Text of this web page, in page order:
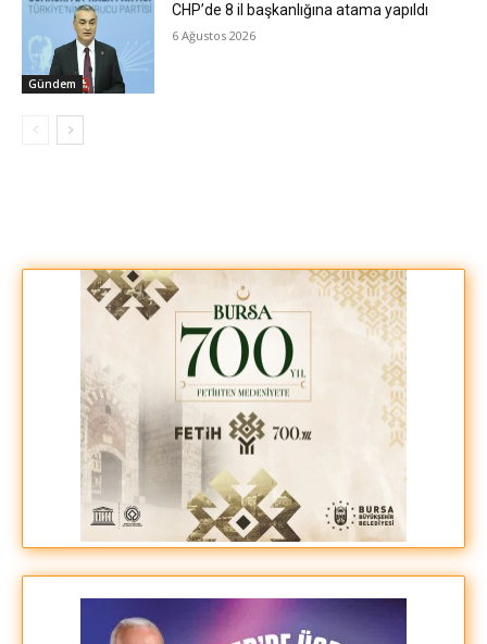
Gündem
CHP’de 8 il başkanlığına atama yapıldı
6 Ağustos 2026